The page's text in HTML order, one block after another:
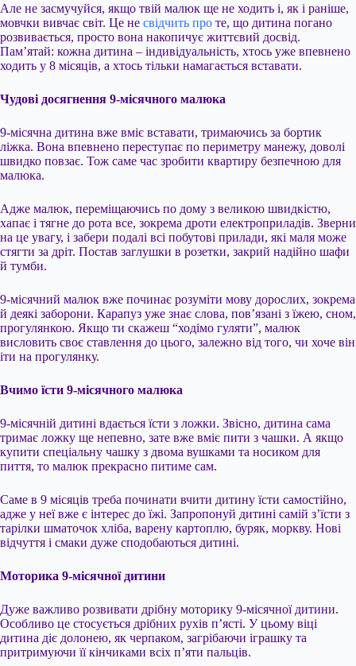
Але не засмучуйся, якщо твій малюк ще не ходить і, як і раніше,
мовчки вивчає світ. Це не свідчить про те, що дитина погано
розвивається, просто вона накопичує життєвий досвід.
Пам’ятай: кожна дитина – індивідуальність, хтось уже впевнено
ходить у 8 місяців, а хтось тільки намагається вставати.
Чудові досягнення 9-місячного малюка
9-місячна дитина вже вміє вставати, тримаючись за бортик
ліжка. Вона впевнено переступає по периметру манежу, доволі
швидко повзає. Тож саме час зробити квартиру безпечною для
малюка.
Адже малюк, переміщаючись по дому з великою швидкістю,
хапає і тягне до рота все, зокрема дроти електроприладів. Зверни
на це увагу, і забери подалі всі побутові прилади, які маля може
стягти за дріт. Постав заглушки в розетки, закрий надійно шафи
й тумби.
9-місячний малюк вже починає розуміти мову дорослих, зокрема
й деякі заборони. Карапуз уже знає слова, пов’язані з їжею, сном,
прогулянкою. Якщо ти скажеш “ходімо гуляти”, малюк
висловить своє ставлення до цього, залежно від того, чи хоче він
іти на прогулянку.
Вчимо їсти 9-місячного малюка
9-місячній дитині вдається їсти з ложки. Звісно, дитина сама
тримає ложку ще непевно, зате вже вміє пити з чашки. А якщо
купити спеціальну чашку з двома вушками та носиком для
пиття, то малюк прекрасно питиме сам.
Саме в 9 місяців треба починати вчити дитину їсти самостійно,
адже у неї вже є інтерес до їжі. Запропонуй дитині самій з’їсти з
тарілки шматочок хліба, варену картоплю, буряк, моркву. Нові
відчуття і смаки дуже сподобаються дитині.
Моторика 9-місячної дитини
Дуже важливо розвивати дрібну моторику 9-місячної дитини.
Особливо це стосується дрібних рухів п’ясті. У цьому віці
дитина діє долонею, як черпаком, загрібаючи іграшку та
притримуючи її кінчиками всіх п’яти пальців.